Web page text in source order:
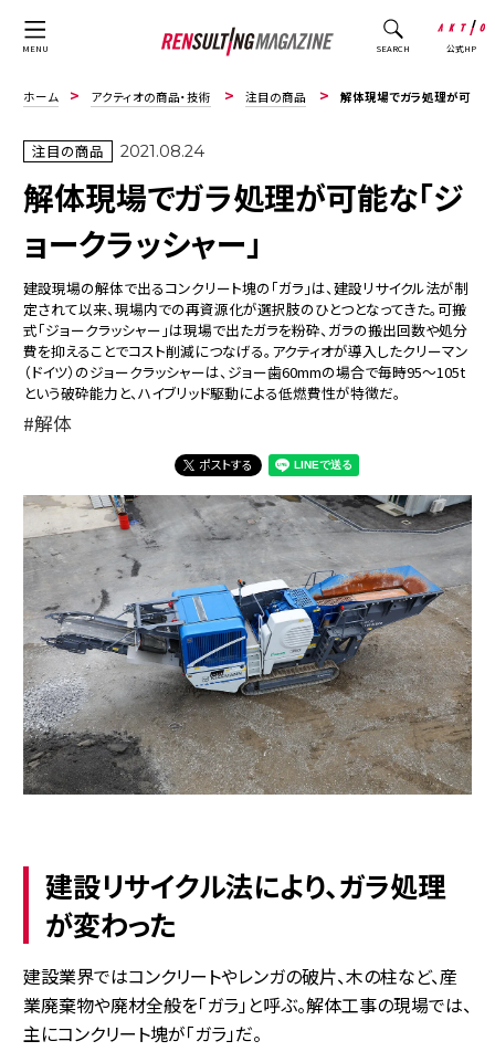
MENU SEARCH 公式HP
ホーム アクティオの商品・技術 注目の商品 解体現場でガラ処理が可能な「ジョークラッシャー」
注目の商品 2021.08.24
解体現場でガラ処理が可能な「ジ
ョークラッシャー」
建設現場の解体で出るコンクリート塊の「ガラ」は、建設リサイクル法が制
定されて以来、現場内での再資源化が選択肢のひとつとなってきた。可搬
式「ジョークラッシャー」は現場で出たガラを粉砕、ガラの搬出回数や処分
費を抑えることでコスト削減につなげる。アクティオが導入したクリーマン
（ドイツ）のジョークラッシャーは、ジョー歯60mmの場合で毎時95～105t
という破砕能力と、ハイブリッド駆動による低燃費性が特徴だ。
解体
ポストする
建設リサイクル法により、ガラ処理
が変わった
建設業界ではコンクリートやレンガの破片、木の柱など、産
業廃棄物や廃材全般を「ガラ」と呼ぶ。解体工事の現場では、
主にコンクリート塊が「ガラ」だ。